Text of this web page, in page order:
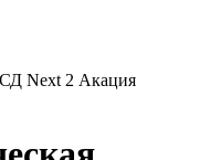
Next 2 Акация